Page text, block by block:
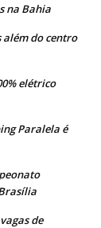
na Bahia
além do centro
elétrico
Paralela é
de